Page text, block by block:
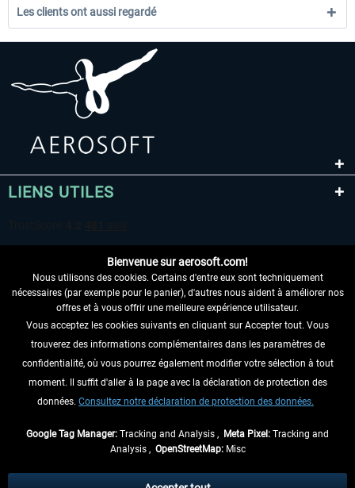
Les clients ont aussi regardé
LIENS UTILES
RENONCER AU CONTRAT ICI
INFORMATIONS
NE MANQUEZ PAS LES DERNIÈRES
échéant, frais de remboursement, si aucune description contraire.
Bienvenue sur aerosoft.com!
Nous utilisons des cookies. Certains d'entre eux sont techniquement
nécessaires (par exemple pour le panier), d'autres nous aident à améliorer nos
offres et à vous offrir une meilleure expérience utilisateur.
Vous acceptez les cookies suivants en cliquant sur Accepter tout. Vous
trouverez des informations complémentaires dans les paramètres de
confidentialité, où vous pourrez également modifier votre sélection à tout
moment. Il suffit d'aller à la page avec la déclaration de protection des
données. Consultez notre déclaration de protection des données.
Google Tag Manager: Tracking and Analysis , Meta Pixel: Tracking and
Analysis , OpenStreetMap:Misc